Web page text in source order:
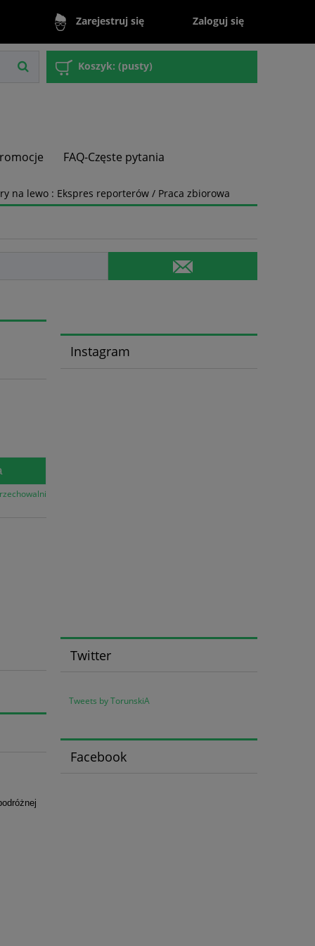
Zarejestruj się Zaloguj się
Koszyk: (pusty)
FAQ-Częste pytania
na lewo : Ekspres reporterów / Praca zbiorowa
Instagram
Twitter
Tweets by TorunskiA
Facebook